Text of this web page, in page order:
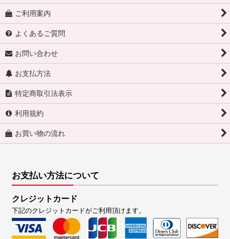
ご利用案内
よくあるご質問
お問い合わせ
お支払方法
特定商取引法表示
利用規約
お買い物の流れ
お支払い方法について
クレジットカード
下記のクレジットカードがご利用頂けます。